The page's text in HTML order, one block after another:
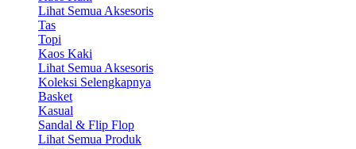
Lihat Semua Aksesoris
Tas
Topi
Kaos Kaki
Lihat Semua Aksesoris
Koleksi Selengkapnya
Basket
Kasual
Sandal & Flip Flop
Lihat Semua Produk